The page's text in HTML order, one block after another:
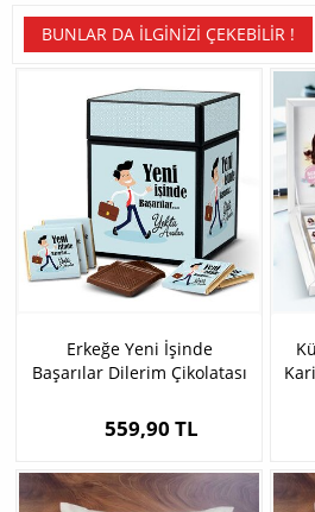
BUNLAR DA İLGINIZI ÇEKEBILIR !
Erkeğe Yeni İşinde
Başarılar Dilerim Çikolatası
559,90 TL